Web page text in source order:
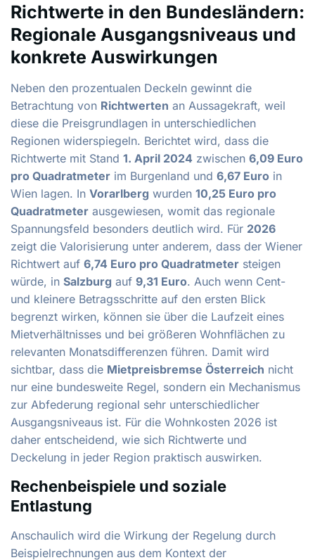
Richtwerte in den Bundesländern:
Regionale Ausgangsniveaus und
konkrete Auswirkungen
Neben den prozentualen Deckeln gewinnt die
Betrachtung von Richtwerten an Aussagekraft, weil
diese die Preisgrundlagen in unterschiedlichen
Regionen widerspiegeln. Berichtet wird, dass die
Richtwerte mit Stand 1. April 2024 zwischen 6,09 Euro
pro Quadratmeter im Burgenland und 6,67 Euro in
Wien lagen. In Vorarlberg wurden 10,25 Euro pro
Quadratmeter ausgewiesen, womit das regionale
Spannungsfeld besonders deutlich wird. Für 2026
zeigt die Valorisierung unter anderem, dass der Wiener
Richtwert auf 6,74 Euro pro Quadratmeter steigen
würde, in Salzburg auf 9,31 Euro. Auch wenn Cent-
und kleinere Betragsschritte auf den ersten Blick
begrenzt wirken, können sie über die Laufzeit eines
Mietverhältnisses und bei größeren Wohnflächen zu
relevanten Monatsdifferenzen führen. Damit wird
sichtbar, dass die Mietpreisbremse Österreich nicht
nur eine bundesweite Regel, sondern ein Mechanismus
zur Abfederung regional sehr unterschiedlicher
Ausgangsniveaus ist. Für die Wohnkosten 2026 ist
daher entscheidend, wie sich Richtwerte und
Deckelung in jeder Region praktisch auswirken.
Rechenbeispiele und soziale
Entlastung
Anschaulich wird die Wirkung der Regelung durch
Beispielrechnungen aus dem Kontext der